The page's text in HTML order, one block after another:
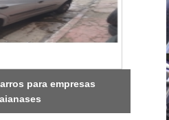
para empresas